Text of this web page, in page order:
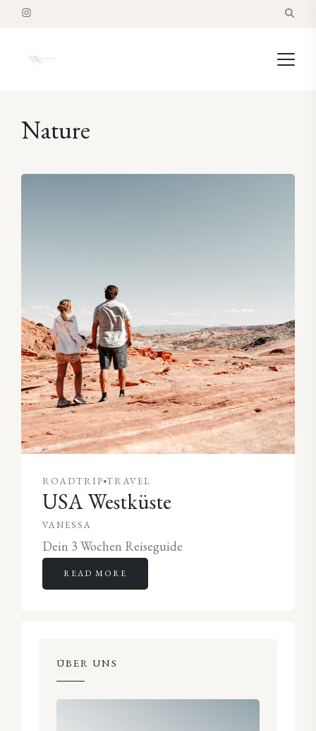
Nature
ROADTRIP TRAVEL
USA Westküste
VANESSA
Dein 3 Wochen Reiseguide
READ MORE
ÜBER UNS